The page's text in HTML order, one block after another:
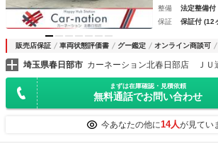
整備
法定整備付
保証
保証付 (12
販売店保証 車両状態評価書 グー鑑定 オンライン商談可
埼玉県春日部市 カーネーション北春日部店 ＪＵ
まずは在庫確認・見積依頼
無料通話でお問い合わせ
今あなたの他に14人が見てい